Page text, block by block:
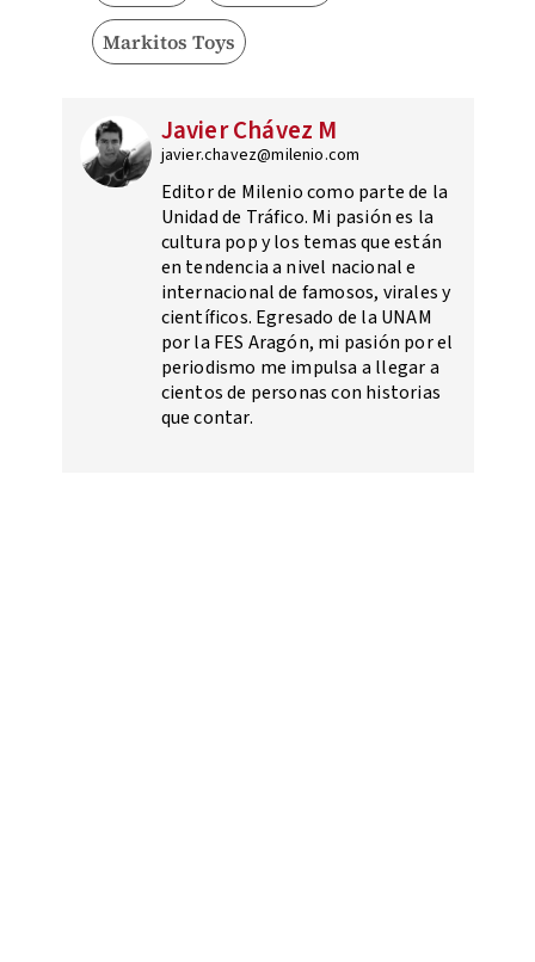
Markitos Toys
Javier Chávez M
javier.chavez@milenio.com
Editor de Milenio como parte de la
Unidad de Tráfico. Mi pasión es la
cultura pop y los temas que están
en tendencia a nivel nacional e
internacional de famosos, virales y
científicos. Egresado de la UNAM
por la FES Aragón, mi pasión por el
periodismo me impulsa a llegar a
cientos de personas con historias
que contar.